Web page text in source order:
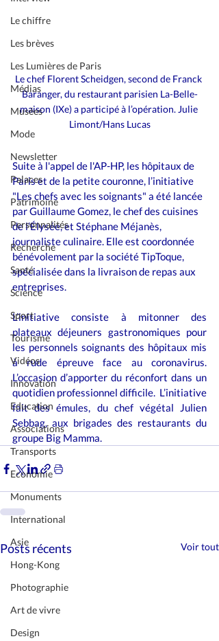
Le chiffre
Les brèves
Les Lumières de Paris
Médias
Musées
Mode
Newsletter
Palaces
Patrimoine
Personnalités
Recherche
Santé
Science
Sport
Tourisme
Vidéos
Innovation
Education
Associations
Transports
Economie
Monuments
International
Asie
Hong-Kong
Photographie
Art de vivre
Design
Le chef Florent Scheidgen, second de Franck
Baranger, du restaurant parisien La-Belle-
maison (IXe) a participé à l’opération. Julie
Limont/Hans Lucas
Suite à l'appel de l'AP-HP, les hôpitaux de
Paris et de la petite couronne, l’initiative
"Les chefs avec les soignants" a été lancée
par Guillaume Gomez, le chef des cuisines
de l’Élysée, et Stéphane Méjanès,
journaliste culinaire. Elle est coordonnée
bénévolement par la société TipToque,
spécialisée dans la livraison de repas aux
entreprises.
L’initiative consiste à mitonner des
plateaux déjeuners gastronomiques pour
les personnels soignants des hôpitaux mis
à rude épreuve face au coronavirus.
L’occasion d’apporter du réconfort dans un
quotidien professionnel difficile.  L’initiative
fait des émules, du chef végétal Julien
Sebbag, aux brigades des restaurants du
groupe Big Mamma.
Posts récents Voir tout